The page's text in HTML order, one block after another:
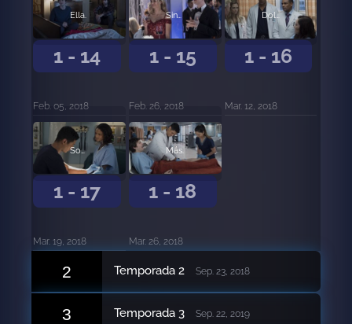
1 - 14
Ella.
Feb. 05, 2018
1 - 15
Sincero.
Feb. 26, 2018
1 - 16
Dolor.
Mar. 12, 2018
1 - 17
Sonrisa.
Mar. 19, 2018
1 - 18
Más.
Mar. 26, 2018
2 Temporada 2 Sep. 23, 2018
3 Temporada 3 Sep. 22, 2019